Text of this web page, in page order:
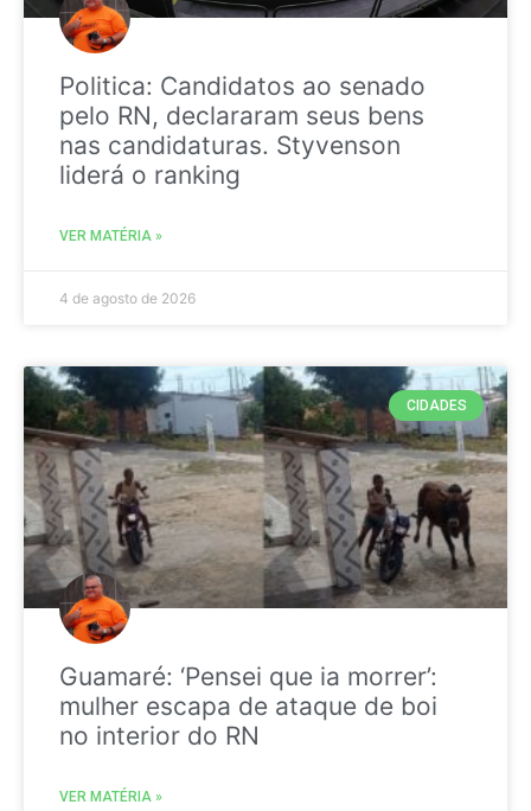
Politica: Candidatos ao senado
pelo RN, declararam seus bens
nas candidaturas. Styvenson
liderá o ranking
VER MATÉRIA »
4 de agosto de 2026
CIDADES
Guamaré: ‘Pensei que ia morrer’:
mulher escapa de ataque de boi
no interior do RN
VER MATÉRIA »